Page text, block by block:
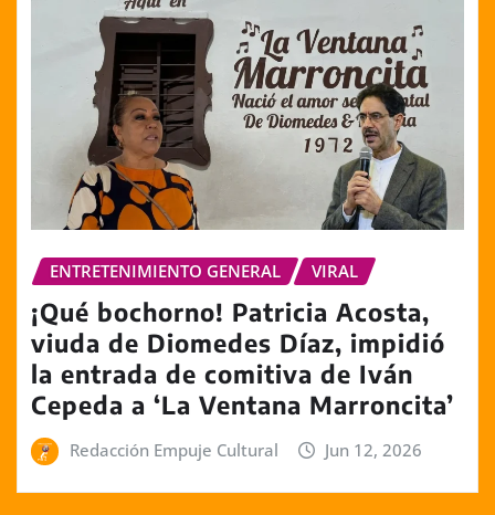
ENTRETENIMIENTO GENERAL VIRAL
¡Qué bochorno! Patricia Acosta,
viuda de Diomedes Díaz, impidió
la entrada de comitiva de Iván
Cepeda a ‘La Ventana Marroncita’
Redacción Empuje Cultural Jun 12, 2026